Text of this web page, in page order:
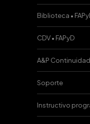
Biblioteca •
CDV • FAPyD
A&P Continuidad
Soporte
Instructivo